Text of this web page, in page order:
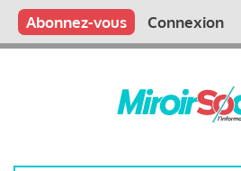
Aller
contenu
Main
Qui sommes nous ?
Vous publiez
Nous publions
Contactez-nous
Abonnez-vous Connexion